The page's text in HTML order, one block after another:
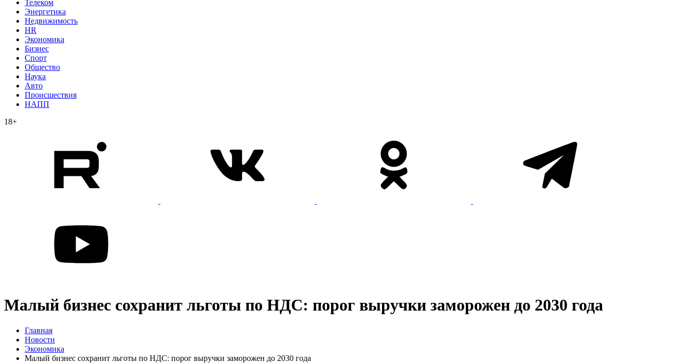
Телеком
Энергетика
Недвижимость
HR
Экономика
Бизнес
Спорт
Общество
Наука
Авто
Происшествия
НАПП
18+
Малый бизнес сохранит льготы по НДС: порог выручки заморожен до 2030 года
Главная
Новости
Экономика
Малый бизнес сохранит льготы по НДС: порог выручки заморожен до 2030 года